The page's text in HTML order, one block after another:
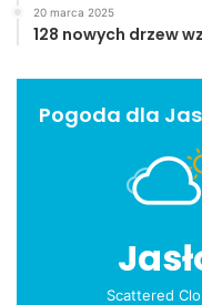
20 marca 2025
128 nowych drzew
Pogoda dla
Scattered